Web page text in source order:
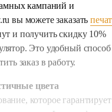
кампаний и
вы можете заказать
и получить скидку 10%
Это удобный способ
заказ в работу.
цвета
которое гарантирует